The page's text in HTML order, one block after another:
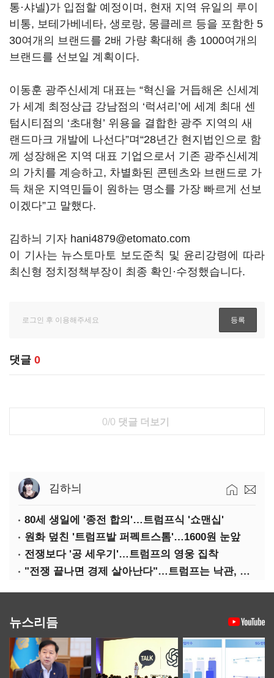
통·샤넬)가 입점할 예정이며, 현재 지역 유일의 루이
비통, 보테가베네타, 생로랑, 몽클레르 등을 포함한 5
30여개의 브랜드를 2배 가량 확대해 총 1000여개의
브랜드를 선보일 계획이다.
이동훈 광주신세계 대표는 “혁신을 거듭해온 신세계
가 세계 최정상급 강남점의 ‘럭셔리’에 세계 최대 센
텀시티점의 ‘초대형’ 위용을 결합한 광주 지역의 새
랜드마크 개발에 나선다”며“28년간 현지법인으로 함
께 성장해온 지역 대표 기업으로서 기존 광주신세계
의 가치를 계승하고, 차별화된 콘텐츠와 브랜드로 가
득 채운 지역민들이 원하는 명소를 가장 빠르게 선보
이겠다”고 말했다.
김하늬 기자 hani4879@etomato.com
이 기사는 뉴스토마토 보도준칙 및 윤리강령에 따라
최신형 정치정책부장이 최종 확인·수정했습니다.
댓글 0
0/0 댓글 더보기
김하늬
80세 생일에 '종전 합의'…트럼프식 '쇼맨십'
원화 덮친 '트럼프발 퍼펙트스톰'…1600원 눈앞
전쟁보다 '공 세우기'…트럼프의 영웅 집착
"전쟁 끝나면 경제 살아난다"…트럼프는 낙관, 미국인은 싸늘
뉴스리듬